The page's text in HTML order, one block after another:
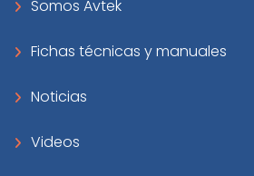
Somos Avtek
Fichas técnicas y manuales
Noticias
Videos